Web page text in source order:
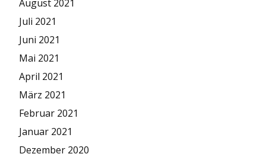
August 2021
Juli 2021
Juni 2021
Mai 2021
April 2021
März 2021
Februar 2021
Januar 2021
Dezember 2020